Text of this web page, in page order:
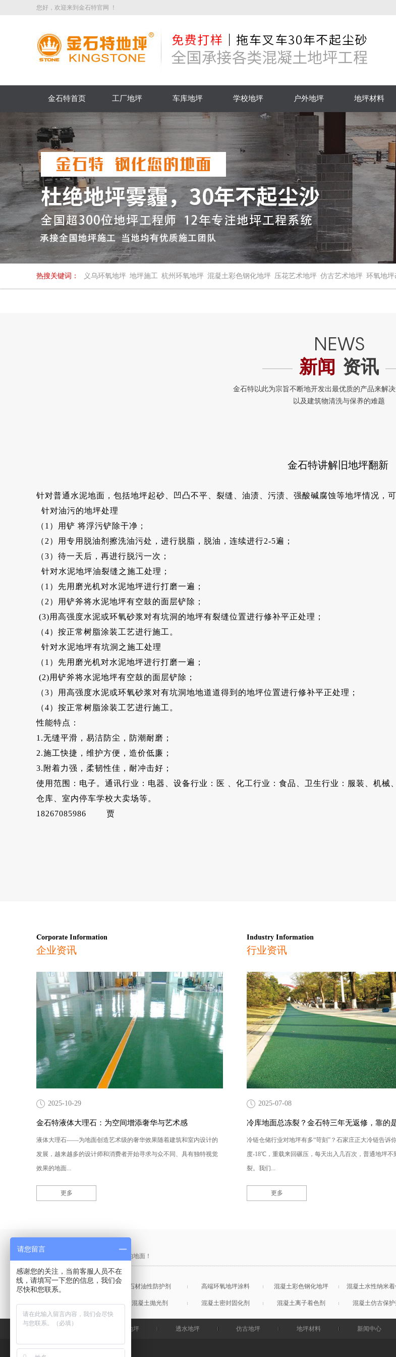
您好，欢迎来到金石特官网 ！
金石特首页 工厂地坪 车库地坪 学校地坪 户外地坪 地坪材料
热搜关键词： 义乌环氧地坪 地坪施工 杭州环氧地坪 混凝土彩色钢化地坪 压花艺术地坪 仿古艺术地坪 环氧地坪
新闻 资讯
金石特讲解旧地坪翻新
针对普通水泥地面，包括地坪起砂、凹凸不平、裂缝、油渍、污渍、强酸碱腐蚀等地坪情况，
针对油污的地坪处理
（1）用铲 将浮污铲除干净；
（2）用专用脱油剂擦洗油污处，进行脱脂，脱油，连续进行2-5遍；
（3）待一天后，再进行脱污一次；
针对水泥地坪油裂缝之施工处理；
（1）先用磨光机对水泥地坪进行打磨一遍；
（2）用铲斧将水泥地坪有空鼓的面层铲除；
(3)用高强度水泥或环氧砂浆对有坑洞的地坪有裂缝位置进行修补平正处理；
（4）按正常树脂涂装工艺进行施工。
针对水泥地坪有坑洞之施工处理
（1）先用磨光机对水泥地坪进行打磨一遍；
(2)用铲斧将水泥地坪有空鼓的面层铲除；
（3）用高强度水泥或环氧砂浆对有坑洞地地道道得到的地坪位置进行修补平正处理；
（4）按正常树脂涂装工艺进行施工。
性能特点：
1.无缝平滑，易洁防尘，防潮耐磨；
2.施工快捷，维护方便，造价低廉；
3.附着力强，柔韧性佳，耐冲击好；
使用范围：电子。通讯行业：电器、设备行业：医 、化工行业：食品、卫生行业：服装、机械
仓库、室内停车学校大卖场等。
18267085986 贾
Corporate Information
企业资讯
2025-10-29
金石特液体大理石：为空间增添奢华与艺术感
液体大理石——为地面创造艺术级的奢华效果随着建筑和室内设计的
发展，越来越多的设计师和消费者开始寻求与众不同、具有独特视觉
效果的地面...
更多
Industry Information
行业资讯
2025-07-08
冷库地面总冻裂？金石特三年无返修，靠的
冷链仓储行业对地坪有多“苛刻”？石家庄正大冷链告诉
度-18℃，重载来回碾压，每天出入几百次，普通地坪不
裂。我们...
更多
产品采购直通车
做中国最硬的地坪，金石特钢化您的地面！
混凝土表面增强剂 石材油性防护剂 高端环氧地坪涂料 混凝土彩色钢化地坪 混凝土水性纳米着
混凝土润色剂 混凝土抛光剂 混凝土密封固化剂 混凝土离子着色剂 混凝土仿古保护
钢化地坪 透水地坪 仿古地坪 地坪材料 新闻中心
请您留言
感谢您的关注，当前客服人员不在
线，请填写一下您的信息，我们会
尽快和您联系。